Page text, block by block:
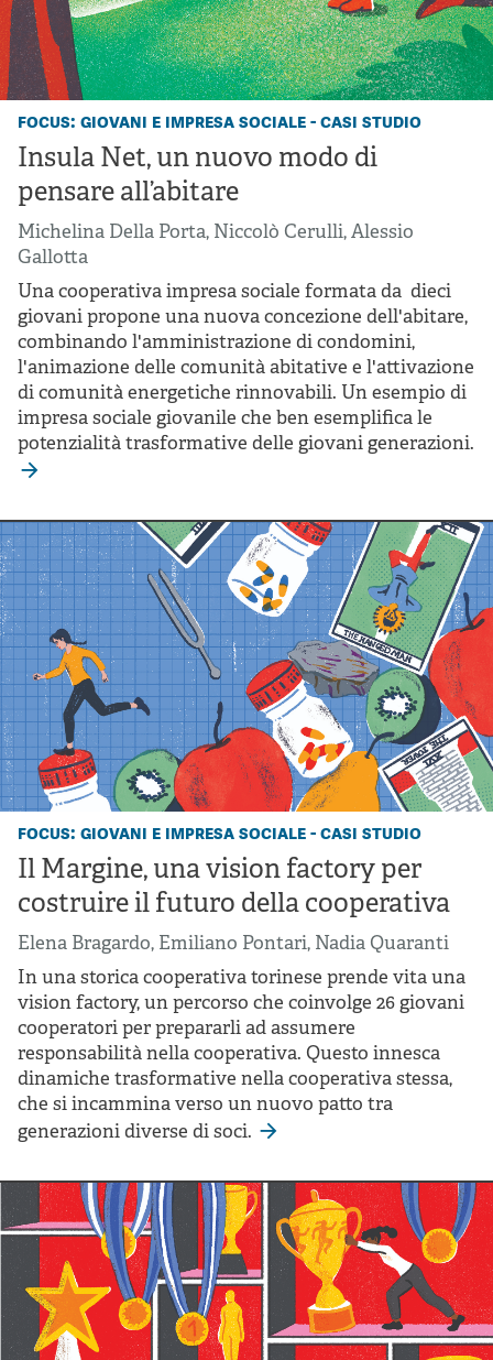
focus: giovani e impresa sociale - casi studio
Insula Net, un nuovo modo di
pensare all’abitare
Michelina Della Porta, Niccolò Cerulli,Alessio
Gallotta
Una cooperativa impresa sociale formata da dieci
giovani propone una nuova concezione dell'abitare,
combinando l'amministrazione di condomini,
l'animazione delle comunità abitative e l'attivazione
di comunità energetiche rinnovabili. Un esempio di
impresa sociale giovanile che ben esemplifica le
potenzialità trasformative delle giovani generazioni.
focus: giovani e impresa sociale - casi studio
Il Margine, una vision factory per
costruire il futuro della cooperativa
Elena Bragardo, Emiliano Pontari, Nadia Quaranti
In una storica cooperativa torinese prende vita una
vision factory, un percorso che coinvolge 26 giovani
cooperatori per prepararli ad assumere
responsabilità nella cooperativa. Questo innesca
dinamiche trasformative nella cooperativa stessa,
che si incammina verso un nuovo patto tra
generazioni diverse di soci.